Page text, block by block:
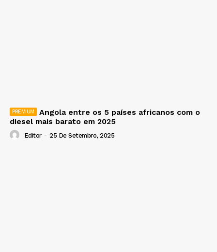
Angola entre os 5 países africanos com o
diesel mais barato em 2025
Editor - 25 De Setembro, 2025